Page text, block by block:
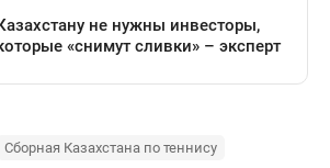
Сборная Казахстана по теннису